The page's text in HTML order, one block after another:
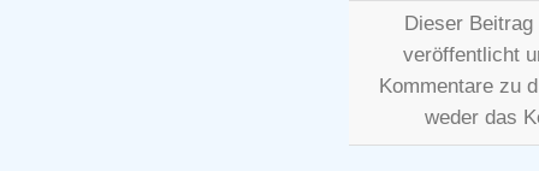
Dieser
veröffentlicht
Kommentare zu
weder das